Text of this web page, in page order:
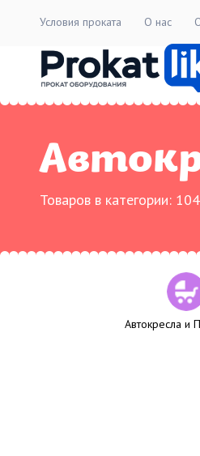
Условия проката О нас
Товаров в категории: 104
Автокресла и